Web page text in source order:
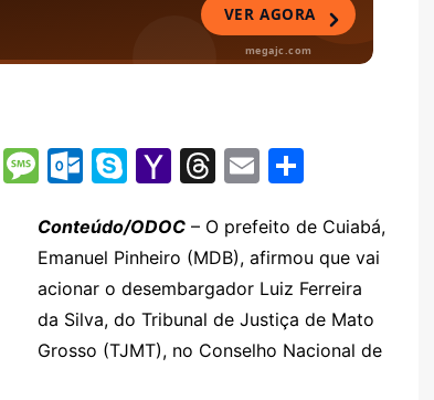
M M
s
s
a
g
O
lo
o
k.
c
S
y
p
e
Y
h
o
o
M
T
e
a
d
s
E
ai
l
ar
e
Conteúdo/ODOC – O prefeito de Cuiabá,
Emanuel Pinheiro (MDB), afirmou que vai
acionar o desembargador Luiz Ferreira
da Silva, do Tribunal de Justiça de Mato
Grosso (TJMT), no Conselho Nacional de